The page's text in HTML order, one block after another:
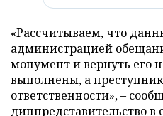
«Рассчитываем, что
администрацией
монумент и вернуть его
выполнены, а
ответственности», –
диппредставительство в